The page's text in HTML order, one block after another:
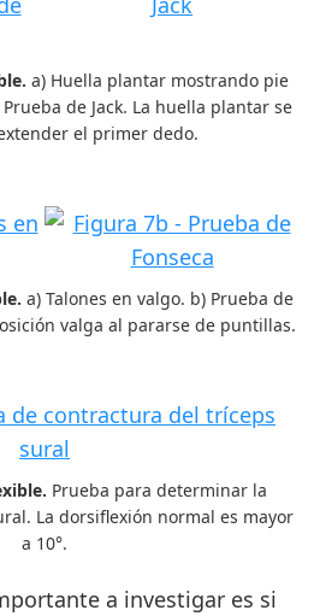
a) Huella plantar mostrando pie
de Jack. La huella plantar se
el primer dedo.
a) Talones en valgo. b) Prueba de
valga al pararse de puntillas.
Prueba para determinar la
La dorsiflexión normal es mayor
a 10°.
a investigar es si